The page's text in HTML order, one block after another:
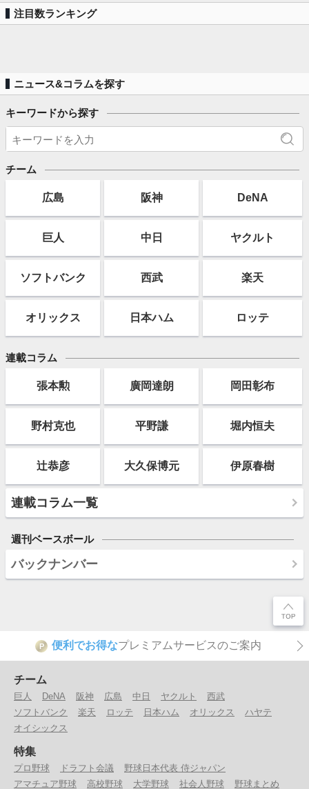
注目数ランキング
ニュース&コラムを探す
キーワードから探す
チーム
広島 阪神 DeNA
巨人 中日 ヤクルト
ソフトバンク 西武 楽天
オリックス 日本ハム ロッテ
連載コラム
張本勲 廣岡達朗 岡田彰布
野村克也 平野謙 堀内恒夫
辻恭彦 大久保博元 伊原春樹
連載コラム一覧
週刊ベースボール
バックナンバー
P 便利でお得なプレミアムサービスのご案内
チーム
巨人 DeNA 阪神 広島 中日 ヤクルト
西武
ソフトバンク
楽天 ロッテ 日本ハム オリックス
ハヤテ
オイシックス
特集
プロ野球 ドラフト会議
野球日本代表 侍ジャパン
アマチュア野球
高校野球 大学野球 社会人野球 野球まとめ